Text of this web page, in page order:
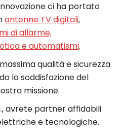
ci ha portato
antenne TV digitali,
di allarme,
e automatismi.
qualità e sicurezza
la soddisfazione del
missione.
avrete partner affidabili
e tecnologiche.